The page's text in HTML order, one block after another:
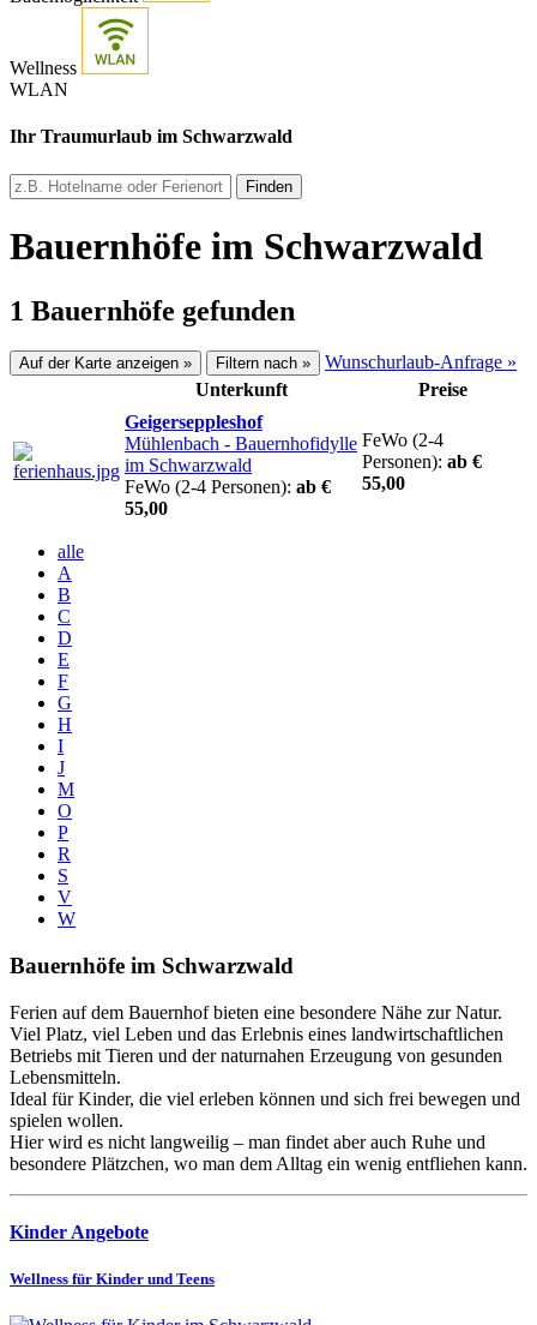
Wellness
WLAN
Ihr Traumurlaub im Schwarzwald
Finden
Bauernhöfe im Schwarzwald
1 Bauernhöfe gefunden
Auf der Karte anzeigen » Filtern nach »
Wunschurlaub-Anfrage »
Unterkunft
Preise
Geigerseppleshof
Mühlenbach - Bauernhofidylle
im Schwarzwald
FeWo (2-4 Personen): ab €
55,00
FeWo (2-4
Personen): ab €
55,00
alle
A
B
C
D
E
F
G
H
I
J
M
O
P
R
S
V
W
Bauernhöfe im Schwarzwald
Ferien auf dem Bauernhof bieten eine besondere Nähe zur Natur.
Viel Platz, viel Leben und das Erlebnis eines landwirtschaftlichen
Betriebs mit Tieren und der naturnahen Erzeugung von gesunden
Lebensmitteln.
Ideal für Kinder, die viel erleben können und sich frei bewegen und
spielen wollen.
Hier wird es nicht langweilig – man findet aber auch Ruhe und
besondere Plätzchen, wo man dem Alltag ein wenig entfliehen kann.
Kinder Angebote
Wellness für Kinder und Teens